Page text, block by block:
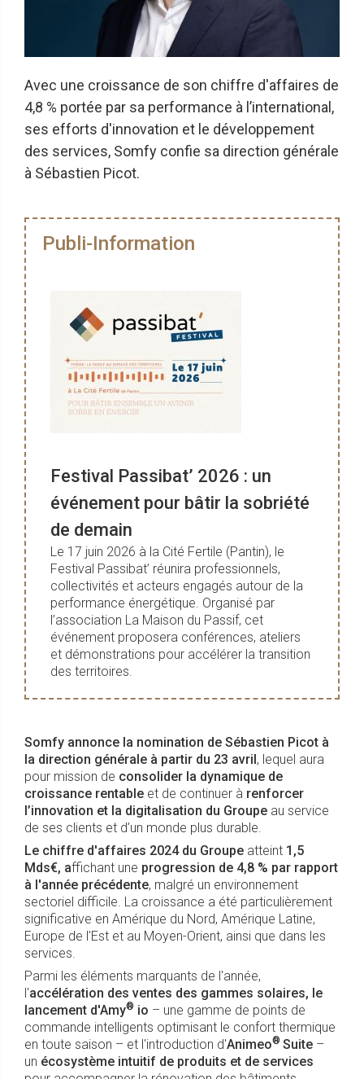
Avec une croissance de son chiffre d'affaires de
4,8 % portée par sa performance à l’international,
ses efforts d'innovation et le développement
des services, Somfy confie sa direction générale
à Sébastien Picot.
Publi-Information
Festival Passibat’ 2026 : un
événement pour bâtir la sobriété
de demain
Le 17 juin 2026 à la Cité Fertile (Pantin), le
Festival Passibat’ réunira professionnels,
collectivités et acteurs engagés autour de la
performance énergétique. Organisé par
l’association La Maison du Passif, cet
événement proposera conférences, ateliers
et démonstrations pour accélérer la transition
des territoires.
Somfy annonce la nomination de Sébastien Picot à
la direction générale à partir du 23 avril , lequel aura
pour mission de consolider la dynamique de
croissance rentable et de continuer à renforcer
l’innovation et la digitalisation du Groupe au service
de ses clients et d’un monde plus durable.
Le chiffre d'affaires 2024 du Groupe atteint 1,5
Mds€, affichant une progression de 4,8 % par rapport
à l'année précédente, malgré un environnement
sectoriel difficile. La croissance a été particulièrement
significative en Amérique du Nord, Amérique Latine,
Europe de l'Est et au Moyen-Orient, ainsi que dans les
services.
Parmi les éléments marquants de l'année,
l'accélération des ventes des gammes solaires, le
lancement d'Amy® io – une gamme de points de
commande intelligents optimisant le confort thermique
en toute saison – et l'introduction d'Animeo® Suite –
un écosystème intuitif de produits et de services